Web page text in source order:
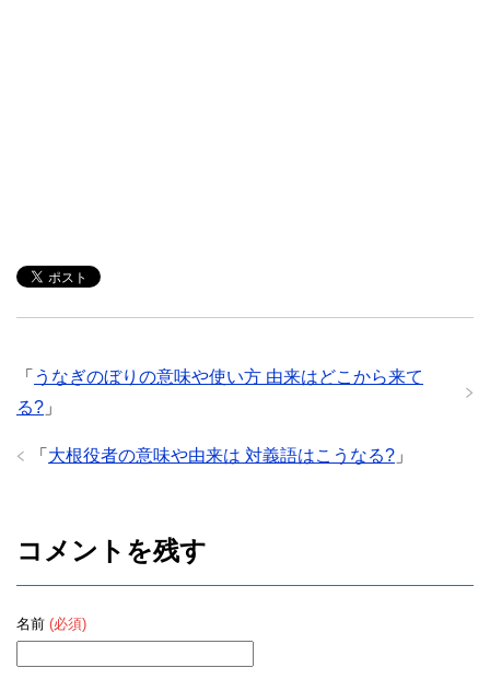
「 うなぎのぼりの意味や使い方 由来はどこから来て
る? 」
「 大根役者の意味や由来は 対義語はこうなる? 」
コメントを残す
名前 (必須)